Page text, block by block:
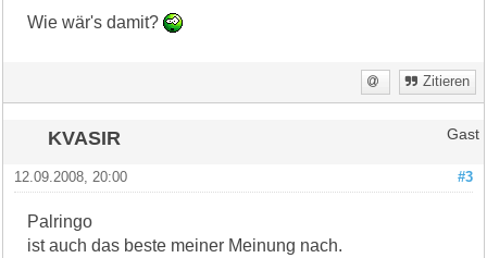
Wie wär's damit?
Zitieren
KVASIR Gast
#3
12.09.2008, 20:00
Palringo
ist auch das beste meiner Meinung nach.